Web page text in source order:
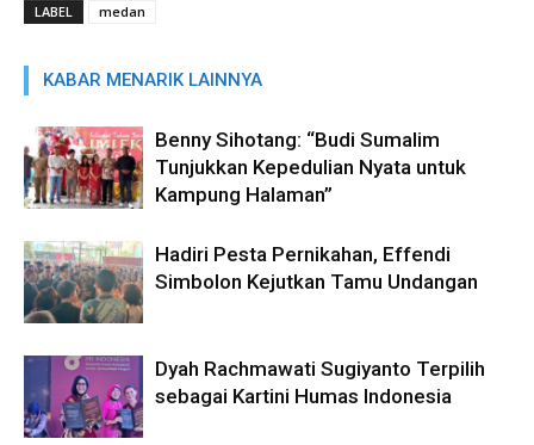
LABEL medan
KABAR MENARIK LAINNYA
Benny Sihotang: “Budi Sumalim
Tunjukkan Kepedulian Nyata untuk
Kampung Halaman”
Hadiri Pesta Pernikahan, Effendi
Simbolon Kejutkan Tamu Undangan
Dyah Rachmawati Sugiyanto Terpilih
sebagai Kartini Humas Indonesia